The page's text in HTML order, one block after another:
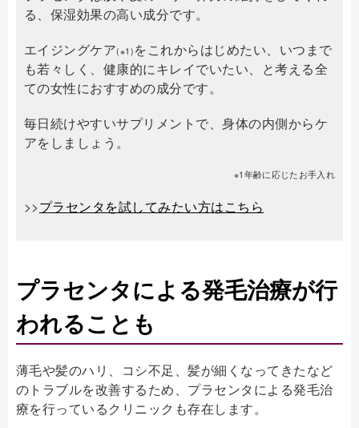
る、保湿効果の高い成分です。
エイジングケア(※1) をこれからはじめたい、いつまで
も若々しく、健康的にキレイでいたい、と考える全
ての女性におすすめの成分です。
毎日続けやすいサプリメントで、身体の内側からケ
アをしましょう。
※1年齢に応じたお手入れ
>>プラセンタを試してみたい方はこちら
プラセンタによる発毛治療が行
われることも
薄毛や髪のハリ、コシ不足、髪が細くなってきたなど
のトラブルを改善するため、プラセンタによる発毛治
療を行っているクリニックも存在します。